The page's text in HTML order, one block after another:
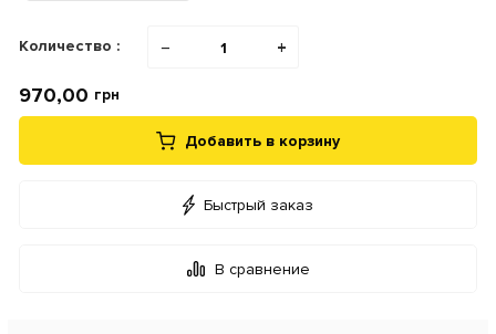
Количество : − +
970,00 грн
Добавить в корзину
Быстрый заказ
В сравнение